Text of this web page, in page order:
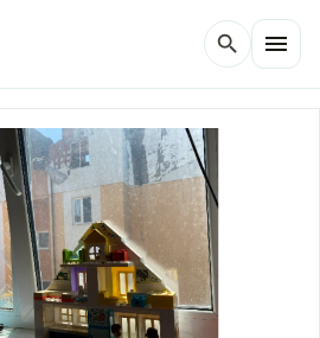
search menu